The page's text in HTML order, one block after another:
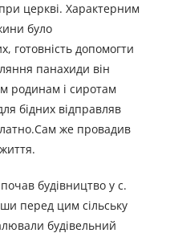
церкві. Характерним
було
готовність допомогти
панахиди він
родинам і сиротам
бідних відправляв
же провадив
будівництво у с.
перед цим сільську
будівельний